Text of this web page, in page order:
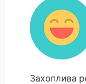
Захоплива